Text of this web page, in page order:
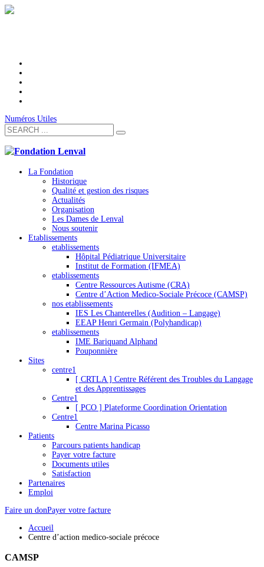
Numéros Utiles
La Fondation
Historique
Qualité et gestion des risques
Actualités
Organisation
Les Dames de Lenval
Nous soutenir
Etablissements
etablissements
Hôpital Pédiatrique Universitaire
Institut de Formation (IFMEA)
etablissements
Centre Ressources Autisme (CRA)
Centre d’Action Medico-Sociale Précoce (CAMSP)
nos etablissements
IES Les Chanterelles (Audition – Langage)
EEAP Henri Germain (Polyhandicap)
etablissements
IME Bariquand Alphand
Pouponnière
Sites
centre1
[ CRTLA ] Centre Référent des Troubles du Langage
et des Apprentissages
Centre1
[ PCO ] Plateforme Coordination Orientation
Centre1
Centre Marina Picasso
Patients
Parcours patients handicap
Payer votre facture
Documents utiles
Satisfaction
Partenaires
Emploi
Faire un donPayer votre facture
Accueil
Centre d’action medico-sociale précoce
CAMSP